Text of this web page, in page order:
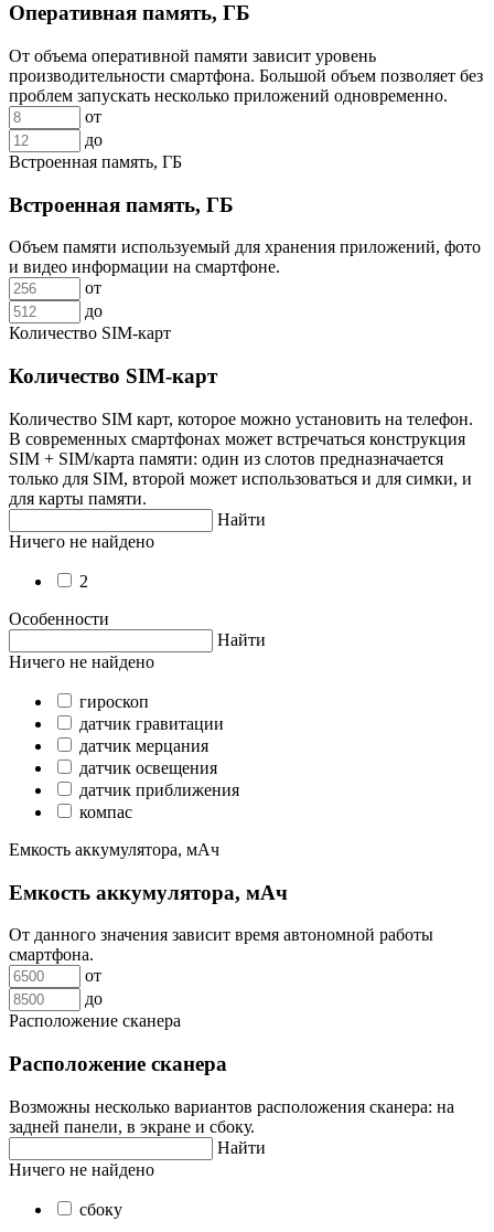
Оперативная память, ГБ
От объема оперативной памяти зависит уровень
производительности смартфона. Большой объем позволяет без
проблем запускать несколько приложений одновременно.
от
до
Встроенная память, ГБ
Встроенная память, ГБ
Объем памяти используемый для хранения приложений, фото
и видео информации на смартфоне.
от
до
Количество SIM-карт
Количество SIM-карт
Количество SIM карт, которое можно установить на телефон.
В современных смартфонах может встречаться конструкция
SIM + SIM/карта памяти: один из слотов предназначается
только для SIM, второй может использоваться и для симки, и
для карты памяти.
Найти
Ничего не найдено
2
Особенности
Найти
Ничего не найдено
гироскоп
датчик гравитации
датчик мерцания
датчик освещения
датчик приближения
компас
Емкость аккумулятора, мАч
Емкость аккумулятора, мАч
От данного значения зависит время автономной работы
смартфона.
от
до
Расположение сканера
Расположение сканера
Возможны несколько вариантов расположения сканера: на
задней панели, в экране и сбоку.
Найти
Ничего не найдено
сбоку